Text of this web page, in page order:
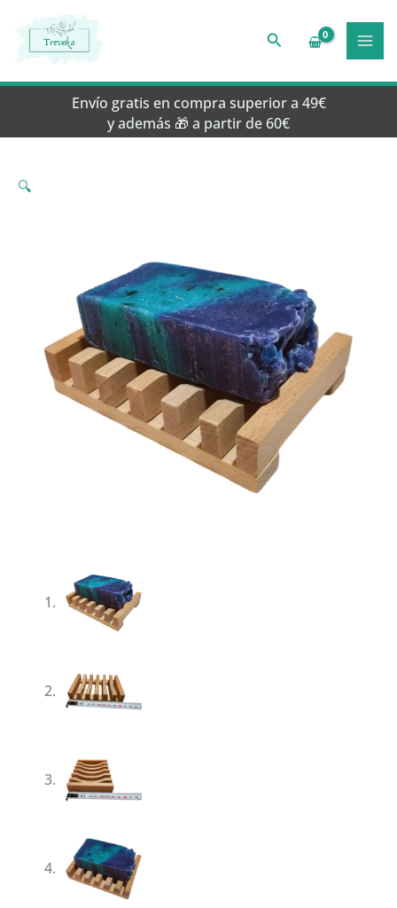
contenido
Buscar
Envío gratis en compra superior a 49€
y además 🎁 a partir de 60€
🔍